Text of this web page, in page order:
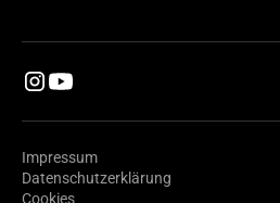
Impressum
Datenschutzerklärung
Cookies